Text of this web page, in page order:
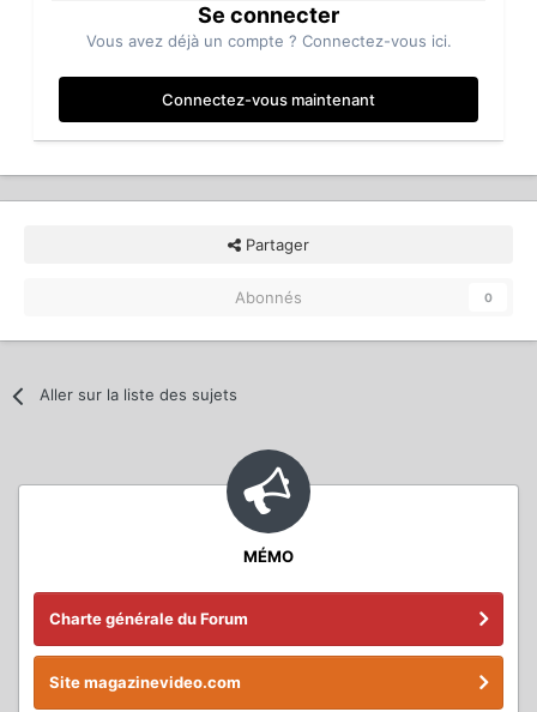
Se connecter
Vous avez déjà un compte ? Connectez-vous ici.
Connectez-vous maintenant
Partager
Abonnés 0
Aller sur la liste des sujets
MÉMO
Charte générale du Forum
Site magazinevideo.com